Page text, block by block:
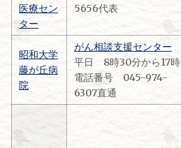
医療セン
ター
5656代表
昭和大学
藤が丘病
院
がん相談支援センター
平日 8時30分から17時
電話番号 045-974-
6307直通